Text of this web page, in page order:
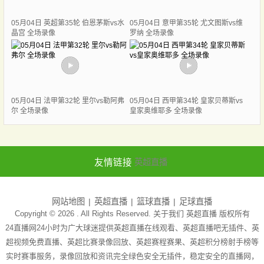
05月04日 英超第35轮 伯恩茅斯vs水
晶宫 全场录像
05月04日 意甲第35轮 尤文图斯vs维
罗纳 全场录像
05月04日 法甲第32轮 里尔vs勒阿弗
尔 全场录像
05月04日 西甲第34轮 皇家贝蒂斯vs
皇家奥维耶多 全场录像
友情链接 英超直播
网站地图 英超直播 篮球直播 足球直播
Copyright © 2026 . All Rights Reserved. 关于我们 英超直播版权所有
24直播网24小时为广大球迷提供英超直播在线观看、英超直播吧无插件、英
超视频免费直播、英超比赛录像回放、英超赛程赛果、英超积分榜射手榜等
实时赛事服务，录像回放和资讯完全绿色安全无插件，稳定安全的直播网，